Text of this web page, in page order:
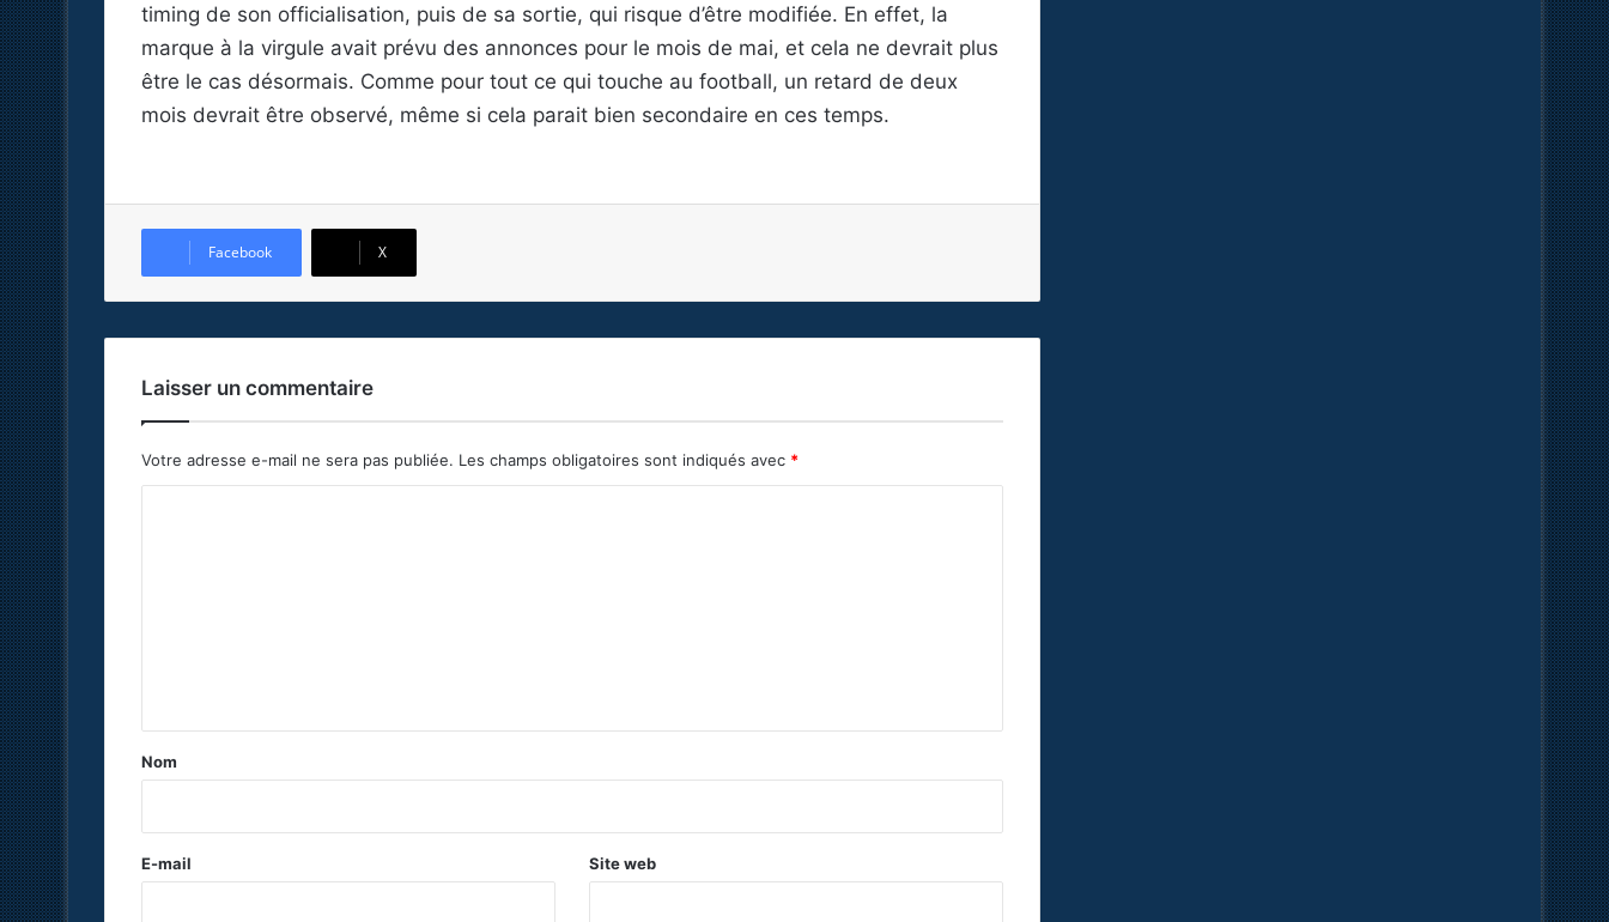
timing de son officialisation, puis de sa sortie, qui risque d’être modifiée. En effet, la
marque à la virgule avait prévu des annonces pour le mois de mai, et cela ne devrait plus
être le cas désormais. Comme pour tout ce qui touche au football, un retard de deux
mois devrait être observé, même si cela parait bien secondaire en ces temps.
Facebook X
Laisser un commentaire
Votre adresse e-mail ne sera pas publiée. Les champs obligatoires sont indiqués avec *
a
e
Nom
E-mail Site web